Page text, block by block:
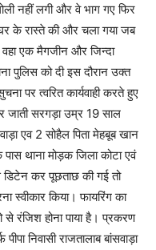
नहीं लगी और वे भाग गए फिर
के रास्ते की और चला गया जब
एक मैगजीन और जिन्दा
पुलिस को दी इस दौरान उक्त
पर त्वरित कार्यवाही करते हुए
जाती सरगड़ा उम्र 19 साल
एव 2 सोहैल पिता मेहबूब खान
थाना मोड़क जिला कोटा एवं
डिटेन कर पूछताछ की गई तो
स्वीकार किया। फायरिंग का
से रंजिश होना पाया है। प्रकरण
निवासी राजतालाब बांसवाड़ा